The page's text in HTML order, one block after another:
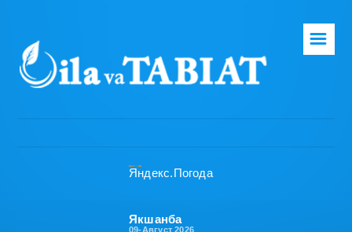
Бош саҳифа
☰
Якшанба
09-Август 2026